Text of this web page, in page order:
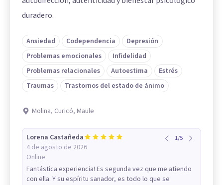
duradero.
Ansiedad Codependencia
Depresión
Problemas emocionales
Infidelidad
Problemas relacionales
Autoestima
Estrés
Traumas
Trastornos del estado de ánimo
Molina, Curicó, Maule
Lorena Castañeda
4 de agosto de 2026
Online
1/5
Fantástica experiencia! Es segunda vez que me atiendo
con ella. Y su espíritu sanador, es todo lo que se